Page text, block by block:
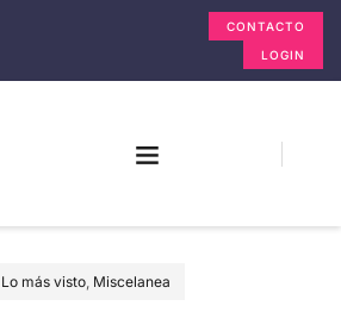
CONTACTO
LOGIN
Lo más visto, Miscelanea